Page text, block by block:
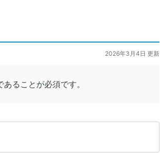
2026年3月4日 更新
ることが必須です。